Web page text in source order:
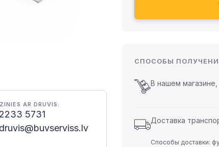
AR DRUVIS:
5731
СПОСОБЫ
В нашем магазине,
Доставка
Способы доставки: